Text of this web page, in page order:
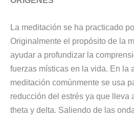
La meditación se ha practicado
Originalmente el propósito de la
ayudar a profundizar la
fuerzas místicas en la vida. En la
meditación comúnmente se usa
reducción del estrés ya que lleva
theta y delta. Saliendo de las